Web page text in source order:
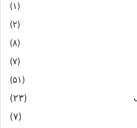
(۱)
(۲)
(۸)
(۷)
(۵۱)
(۲۳)
(۷)